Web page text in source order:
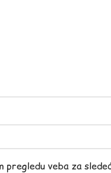
pregledu veba za